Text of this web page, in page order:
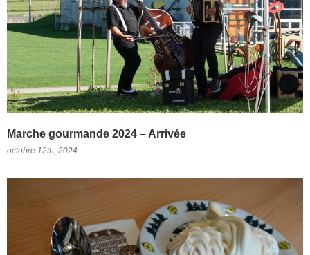
Marche gourmande 2024 – Arrivée
octobre 12th, 2024